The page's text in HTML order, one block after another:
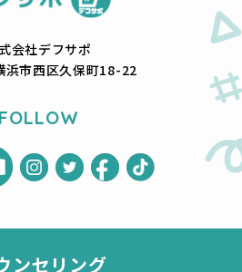
会社デフサポ
浜市西区久保町18-22
FOLLOW
ンセリング